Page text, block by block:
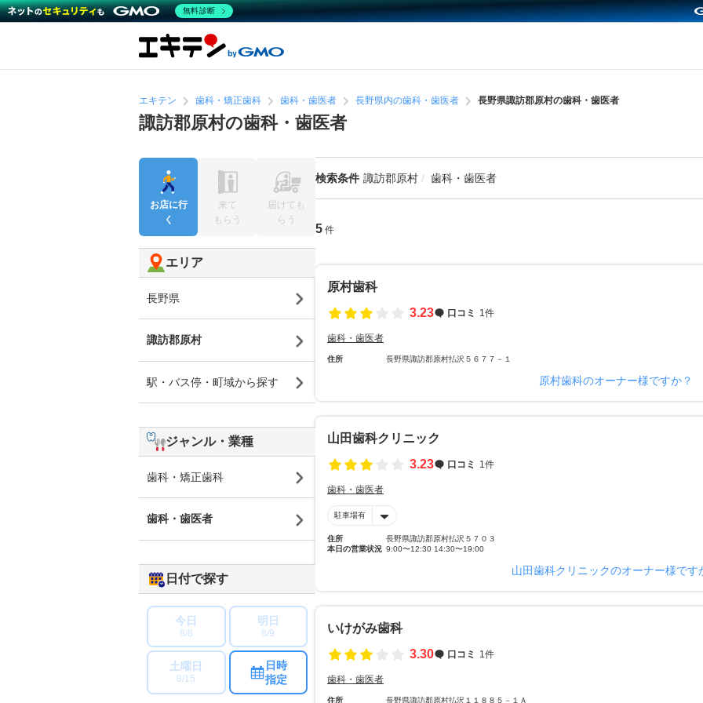
エキテン 歯科・矯正歯科 歯科・歯医者 長野県内の歯科・歯医者 長野県諏訪郡原村の歯科・歯医者
諏訪郡原村の歯科・歯医者
検索条件 諏訪郡原村 歯科・歯医者
5 件
原村歯科
3.23
口コミ 1件
歯科・歯医者
住所 長野県諏訪郡原村払沢５６７７－１
原村歯科のオーナー様ですか？
山田歯科クリニック
3.23
口コミ 1件
歯科・歯医者
駐車場有
住所
長野県諏訪郡原村払沢５７０３
本日の営業状況 9:00〜12:30 14:30〜19:00
山田歯科クリニックのオーナー様です
いけがみ歯科
3.30
口コミ 1件
歯科・歯医者
住所 長野県諏訪郡原村払沢１１８８５－１Ａ
お店に行
く
来て
もらう
届けても
らう
エリア
長野県
諏訪郡原村
駅・バス停・町域から探す
ジャンル・業種
歯科・矯正歯科
歯科・歯医者
日付で探す
今日
8/8
明日
8/9
土曜日
8/15
日時
指定
無料診断